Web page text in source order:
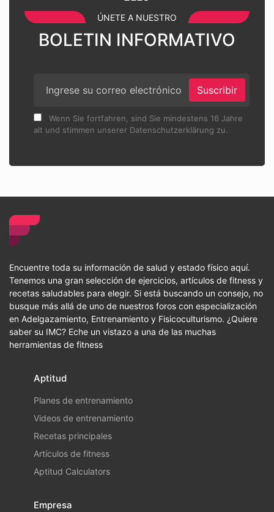
ÚNETE A NUESTRO
BOLETIN INFORMATIVO
Suscribir
Wenn Sie fortfahren, sind Sie mindestens 16 Jahre
alt und stimmen unserer Datenschutzerklärung zu.
Encuentre toda su información de salud y estado físico aquí.
Tenemos una gran selección de ejercicios, artículos de fitness y
recetas saludables para elegir. Si está buscando un consejo, no
busque más allá de uno de nuestros foros con especialización
en Adelgazamiento, Entrenamiento y Fisicoculturismo. ¿Quiere
saber su IMC? Eche un vistazo a una de las muchas
herramientas de fitness
Aptitud
Planes de entrenamiento
Videos de entrenamiento
Recetas principales
Artículos de fitness
Aptitud Calculators
Empresa